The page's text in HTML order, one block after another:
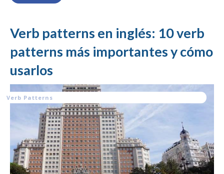
Verb patterns en inglés: 10 verb
patterns más importantes y cómo
usarlos
Verb Patterns